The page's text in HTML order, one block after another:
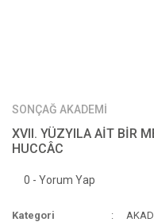
SONÇAĞ AKADEMİ
XVII. YÜZYILA AİT BİR
HUCCÂC
0 - Yorum Yap
Kategori